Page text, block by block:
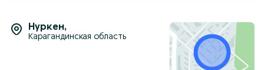
Нуркен,
Карагандинская область